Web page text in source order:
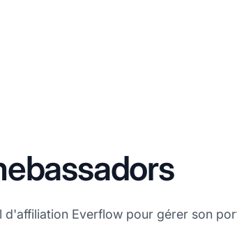
Everflow pour gérer son